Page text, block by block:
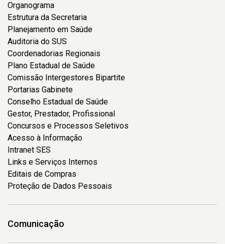
Organograma
Estrutura da Secretaria
Planejamento em Saúde
Auditoria do SUS
Coordenadorias Regionais
Plano Estadual de Saúde
Comissão Intergestores Bipartite
Portarias Gabinete
Conselho Estadual de Saúde
Gestor, Prestador, Profissional
Concursos e Processos Seletivos
Acesso à Informação
Intranet SES
Links e Serviços Internos
Editais de Compras
Proteção de Dados Pessoais
Comunicação